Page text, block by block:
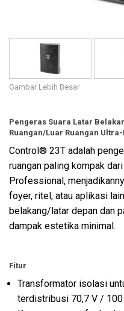
Gambar Lebih Besar
Pengeras Suara Latar
Ruangan/Luar Ruangan
Control® 23T adalah
ruangan paling kompak
Professional,
foyer, ritel, atau aplikasi
belakang/latar depan dan
dampak estetika minimal.
Fitur
Transformator isolasi
terdistribusi 70,7 V / 100